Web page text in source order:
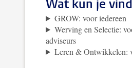
Wat kun je
GROW: voor iedereen
Werving en Selectie:
adviseurs
Leren & Ontwikkelen: